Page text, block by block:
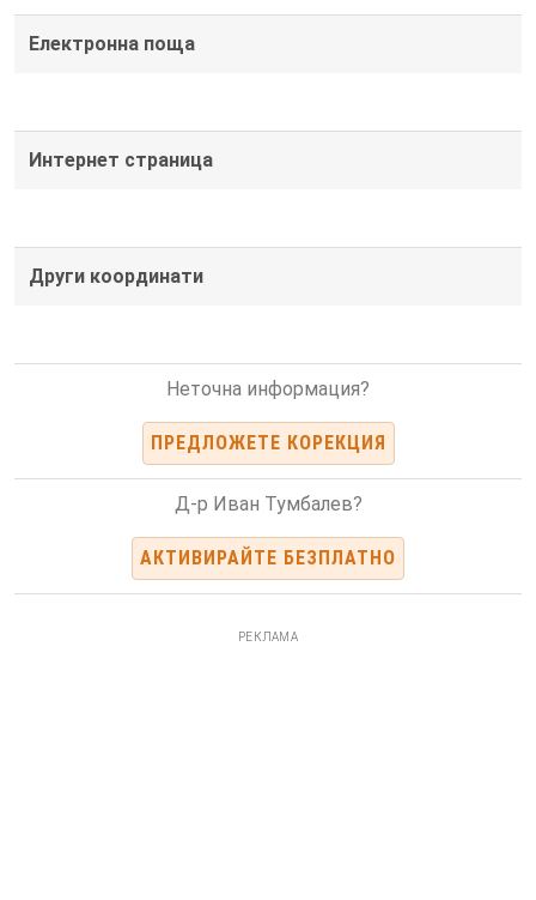
Електронна поща
Интернет страница
Други координати
Неточна информация?
ПРЕДЛОЖЕТЕ КОРЕКЦИЯ
Д-р Иван Тумбалев?
АКТИВИРАЙТЕ БЕЗПЛАТНО
РЕКЛАМА